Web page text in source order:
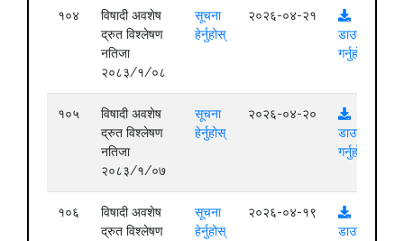
१०४
विषादी अवशेष
द्रुत विश्लेषण
नतिजा
२०८३/१/०८
सूचना
हेर्नुहोस्
२०२६-०४-२१
डाउनलोड
गर्नुहोस्
१०५
विषादी अवशेष
द्रुत विश्लेषण
नतिजा
२०८३/१/०७
सूचना
हेर्नुहोस्
२०२६-०४-२०
डाउनलोड
गर्नुहोस्
१०६
विषादी अवशेष
द्रुत विश्लेषण
सूचना
हेर्नुहोस्
२०२६-०४-१९
डाउनलोड